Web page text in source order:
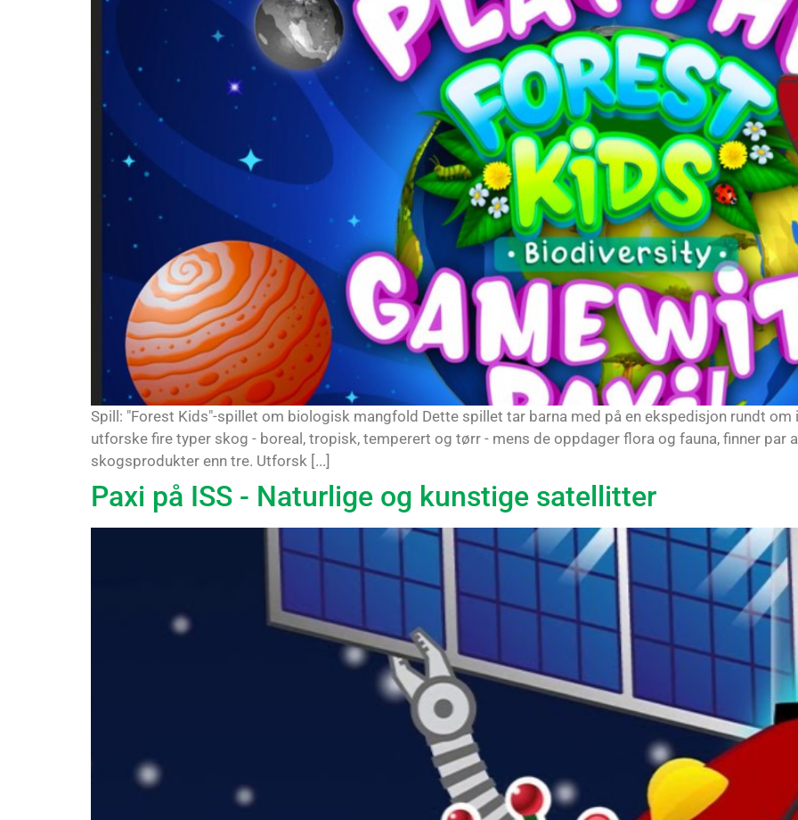
Spill: "Forest Kids"-spillet om biologisk mangfold Dette spillet tar barna med på en ekspedisjon rundt om
utforske fire typer skog - boreal, tropisk, temperert og tørr - mens de oppdager flora og fauna, finner par
skogsprodukter enn tre. Utforsk [...]
Paxi på ISS - Naturlige og kunstige satellitter